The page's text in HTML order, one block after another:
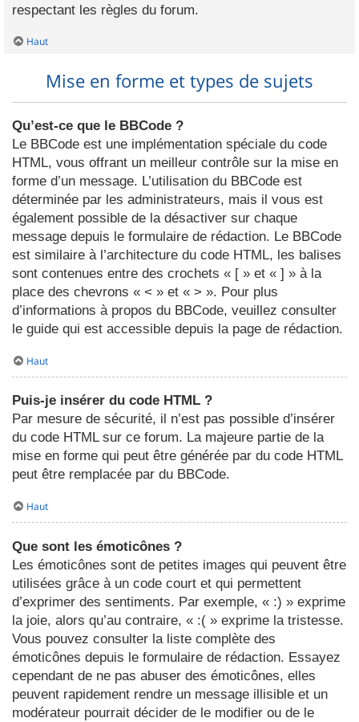
respectant les règles du forum.
Haut
Mise en forme et types de sujets
Qu’est-ce que le BBCode ?
Le BBCode est une implémentation spéciale du code
HTML, vous offrant un meilleur contrôle sur la mise en
forme d’un message. L’utilisation du BBCode est
déterminée par les administrateurs, mais il vous est
également possible de la désactiver sur chaque
message depuis le formulaire de rédaction. Le BBCode
est similaire à l’architecture du code HTML, les balises
sont contenues entre des crochets « [ » et « ] » à la
place des chevrons « < » et « > ». Pour plus
d’informations à propos du BBCode, veuillez consulter
le guide qui est accessible depuis la page de rédaction.
Haut
Puis-je insérer du code HTML ?
Par mesure de sécurité, il n’est pas possible d’insérer
du code HTML sur ce forum. La majeure partie de la
mise en forme qui peut être générée par du code HTML
peut être remplacée par du BBCode.
Haut
Que sont les émoticônes ?
Les émoticônes sont de petites images qui peuvent être
utilisées grâce à un code court et qui permettent
d’exprimer des sentiments. Par exemple, « :) » exprime
la joie, alors qu’au contraire, « :( » exprime la tristesse.
Vous pouvez consulter la liste complète des
émoticônes depuis le formulaire de rédaction. Essayez
cependant de ne pas abuser des émoticônes, elles
peuvent rapidement rendre un message illisible et un
modérateur pourrait décider de le modifier ou de le